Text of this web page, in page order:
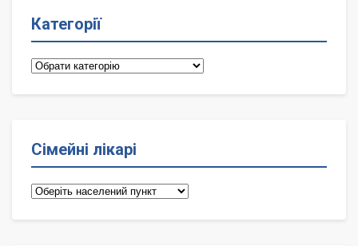
Категорії
Категорії
Сімейні лікарі
Сімейні